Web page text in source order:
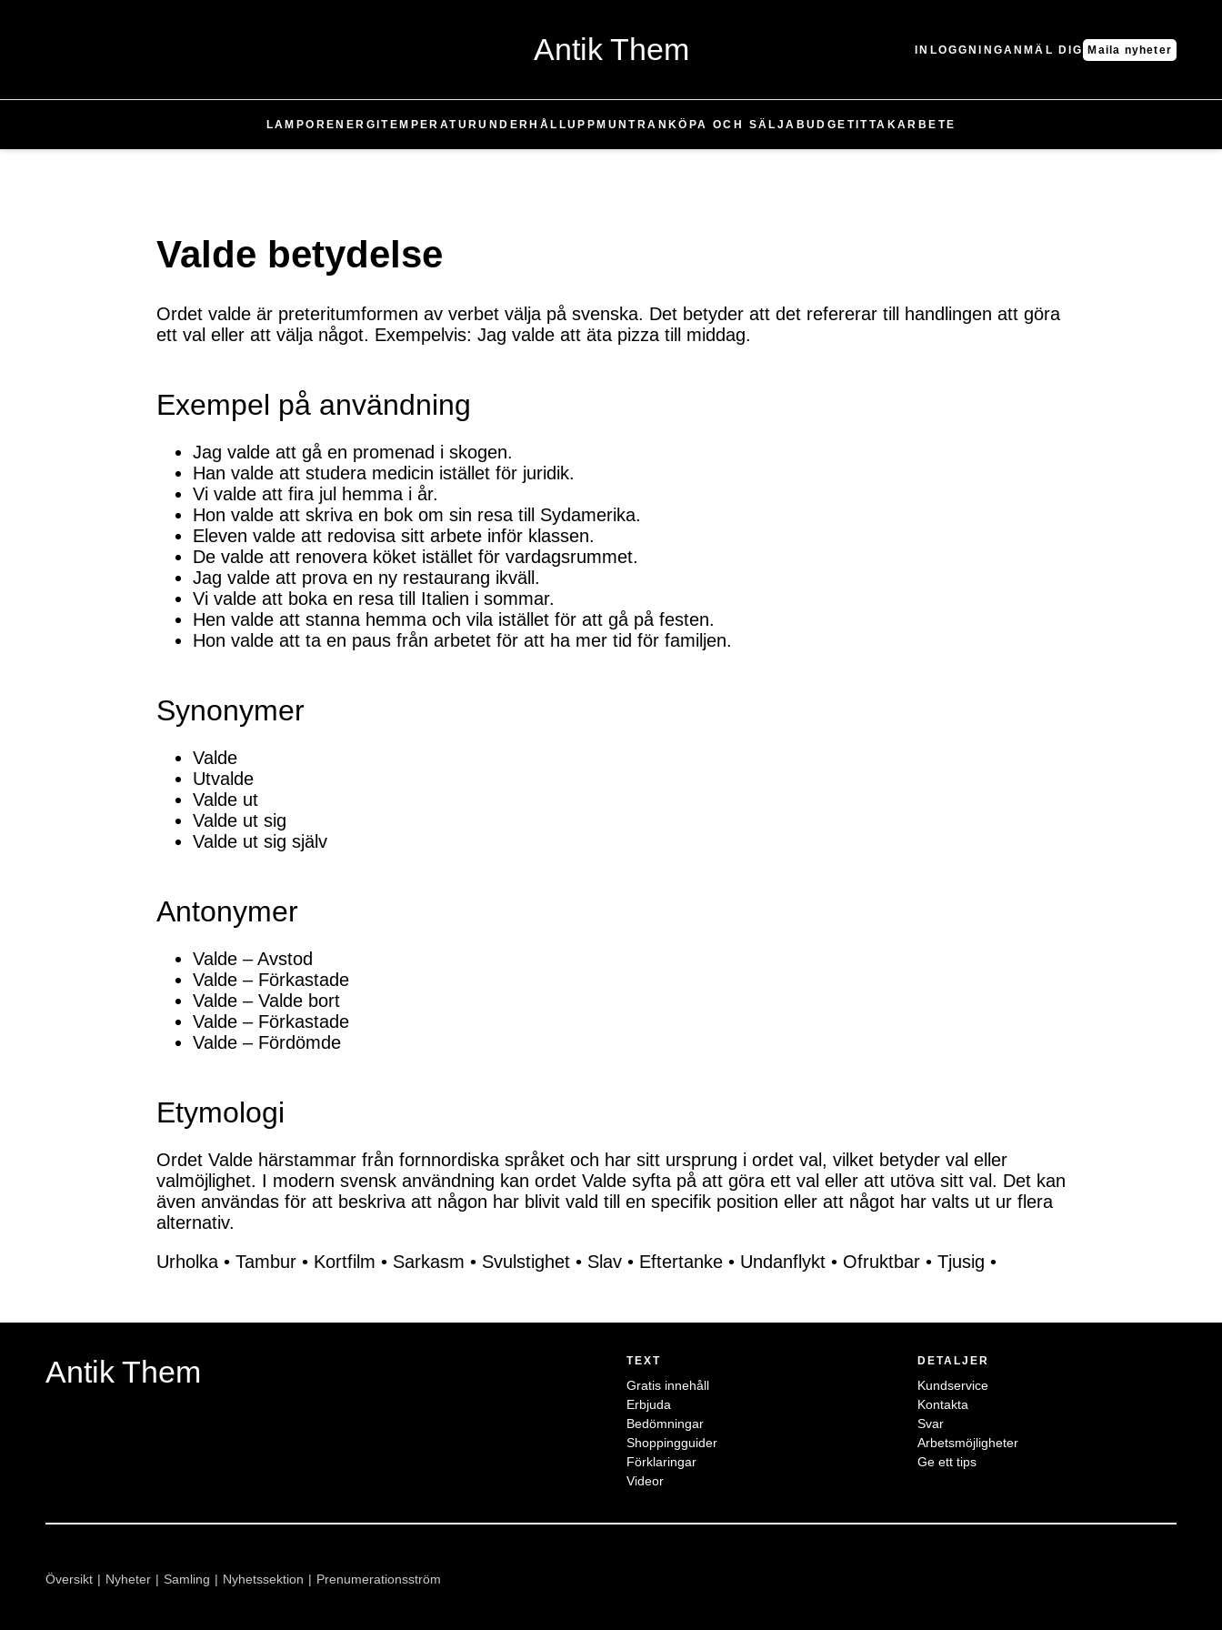
Antik Them INLOGGNINGANMÄL DIG Maila nyheter
LAMPOR ENERGITEMPERATURUNDERHÅLLUPPMUNTRAN KÖPA OCH SÄLJA BUDGET ITTAKARBETE
Valde betydelse
Ordet valde är preteritumformen av verbet välja på svenska. Det betyder att det refererar till handlingen att göra
ett val eller att välja något. Exempelvis: Jag valde att äta pizza till middag.
Exempel på användning
Jag valde att gå en promenad i skogen.
Han valde att studera medicin istället för juridik.
Vi valde att fira jul hemma i år.
Hon valde att skriva en bok om sin resa till Sydamerika.
Eleven valde att redovisa sitt arbete inför klassen.
De valde att renovera köket istället för vardagsrummet.
Jag valde att prova en ny restaurang ikväll.
Vi valde att boka en resa till Italien i sommar.
Hen valde att stanna hemma och vila istället för att gå på festen.
Hon valde att ta en paus från arbetet för att ha mer tid för familjen.
Synonymer
Valde
Utvalde
Valde ut
Valde ut sig
Valde ut sig själv
Antonymer
Valde – Avstod
Valde – Förkastade
Valde – Valde bort
Valde – Förkastade
Valde – Fördömde
Etymologi
Ordet Valde härstammar från fornnordiska språket och har sitt ursprung i ordet val, vilket betyder val eller
valmöjlighet. I modern svensk användning kan ordet Valde syfta på att göra ett val eller att utöva sitt val. Det kan
även användas för att beskriva att någon har blivit vald till en specifik position eller att något har valts ut ur flera
alternativ.
Urholka • Tambur • Kortfilm • Sarkasm • Svulstighet • Slav • Eftertanke • Undanflykt • Ofruktbar • Tjusig •
Antik Them TEXT
Gratis innehåll
Erbjuda
Bedömningar
Shoppingguider
Förklaringar
Videor
DETALJER
Kundservice
Kontakta
Svar
Arbetsmöjligheter
Ge ett tips
Översikt Nyheter Samling Nyhetssektion Prenumerationsström